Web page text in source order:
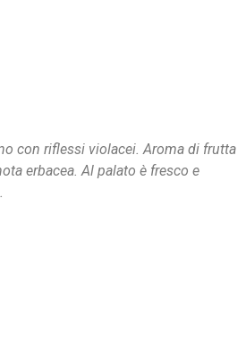
con riflessi violacei. Aroma di frutta
erbacea. Al palato è fresco e